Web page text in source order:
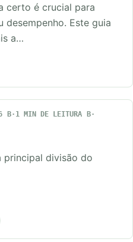
certo é crucial para
desempenho. Este guia
a…
1 MIN DE LEITURA
principal divisão do